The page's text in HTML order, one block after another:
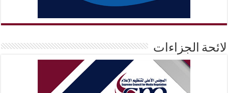
لائحة الجزاءات